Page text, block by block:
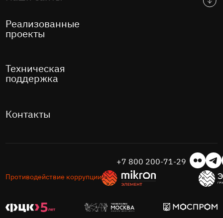
Реализованные
проекты
Техническая
поддержка
Контакты
Противодействие коррупции
+7 800 200-71-29